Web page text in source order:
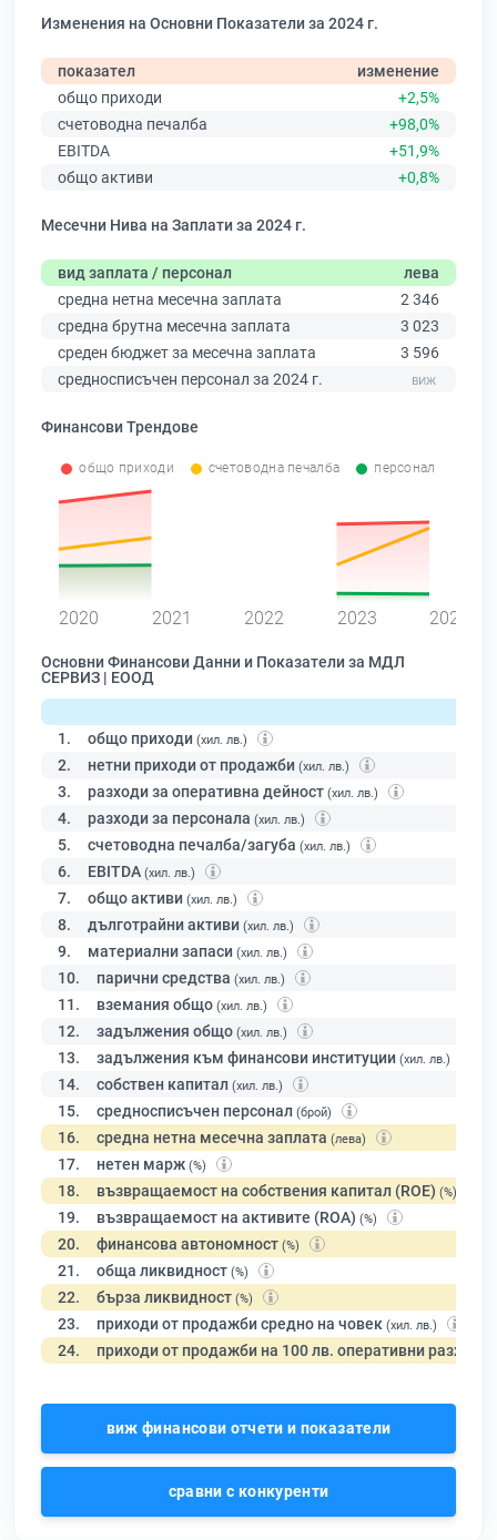
Изменения на Основни Показатели за 2024 г.
показател
изменение
общо приходи
+2,5%
счетоводна печалба
+98,0%
EBITDA
+51,9%
общо активи
+0,8%
Месечни Нива на Заплати за 2024 г.
вид заплата / персонал
лева
средна нетна месечна заплата
2 346
средна брутна месечна заплата
3 023
среден бюджет за месечна заплата
3 596
средносписъчен персонал за 2024 г.
Финансови Трендове
общо приходи счетоводна печалба персонал
2020 2021 2022 2023 2024
Основни Финансови Данни и Показатели за МДЛ
СЕРВИЗ | ЕООД
1. общо приходи (хил. лв.)
2. нетни приходи от продажби (хил. лв.)
3. разходи за оперативна дейност (хил. лв.)
4. разходи за персонала (хил. лв.)
5. счетоводна печалба/загуба (хил. лв.)
6. EBITDA (хил. лв.)
7. общо активи (хил. лв.)
8. дълготрайни активи (хил. лв.)
9. материални запаси (хил. лв.)
10. парични средства (хил. лв.)
11. вземания общо (хил. лв.)
12. задължения общо (хил. лв.)
13. задължения към финансови институции (хил. лв.)
14. собствен капитал (хил. лв.)
15. средносписъчен персонал (брой)
16. средна нетна месечна заплата (лева)
17. нетен марж (%)
18. възвращаемост на собствения капитал (ROE) (%)
19. възвращаемост на активите (ROA) (%)
20. финансова автономност (%)
21. обща ликвидност (%)
22. бърза ликвидност (%)
23. приходи от продажби средно на човек (хил. лв.)
24. приходи от продажби на 100 лв. оперативни разходи
виж финансови отчети и показатели
сравни с конкуренти